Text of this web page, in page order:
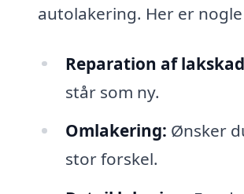
autolakering. Her er
Reparation af
står som ny.
Omlakering: Ønsker
stor forskel.